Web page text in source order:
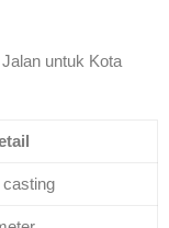
untuk Kota
casting